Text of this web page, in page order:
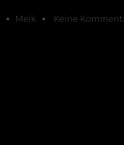
Meik Keine